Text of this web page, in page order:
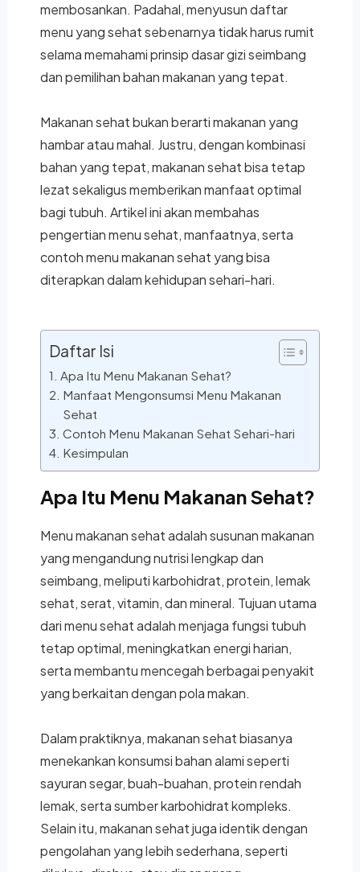
membosankan. Padahal, menyusun daftar
menu yang sehat sebenarnya tidak harus rumit
selama memahami prinsip dasar gizi seimbang
dan pemilihan bahan makanan yang tepat.
Makanan sehat bukan berarti makanan yang
hambar atau mahal. Justru, dengan kombinasi
bahan yang tepat, makanan sehat bisa tetap
lezat sekaligus memberikan manfaat optimal
bagi tubuh. Artikel ini akan membahas
pengertian menu sehat, manfaatnya, serta
contoh menu makanan sehat yang bisa
diterapkan dalam kehidupan sehari-hari.
Daftar Isi
Apa Itu Menu Makanan Sehat?
Manfaat Mengonsumsi Menu Makanan
Sehat
Contoh Menu Makanan Sehat Sehari-hari
Kesimpulan
Apa Itu Menu Makanan Sehat?
Menu makanan sehat adalah susunan makanan
yang mengandung nutrisi lengkap dan
seimbang, meliputi karbohidrat, protein, lemak
sehat, serat, vitamin, dan mineral. Tujuan utama
dari menu sehat adalah menjaga fungsi tubuh
tetap optimal, meningkatkan energi harian,
serta membantu mencegah berbagai penyakit
yang berkaitan dengan pola makan.
Dalam praktiknya, makanan sehat biasanya
menekankan konsumsi bahan alami seperti
sayuran segar, buah-buahan, protein rendah
lemak, serta sumber karbohidrat kompleks.
Selain itu, makanan sehat juga identik dengan
pengolahan yang lebih sederhana, seperti